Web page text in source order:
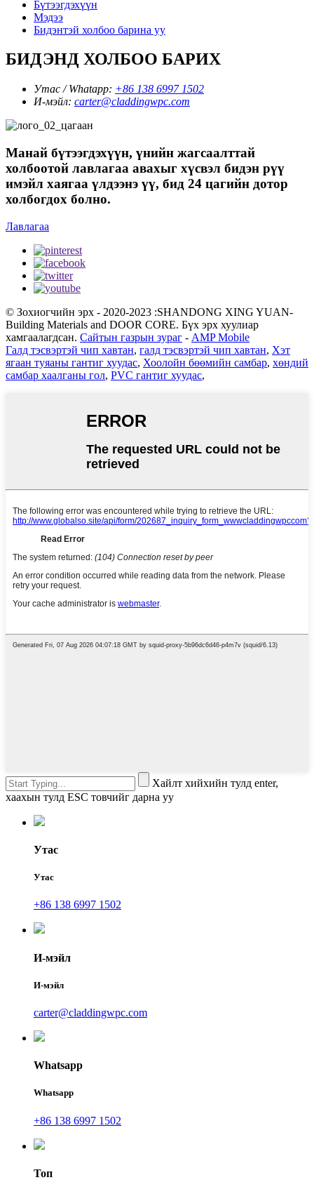
Бүтээгдэхүүн
Мэдээ
Бидэнтэй холбоо барина уу
БИДЭНД ХОЛБОО БАРИХ
Утас / Whatapp: +86 138 6997 1502
И-мэйл: carter@claddingwpc.com
Манай бүтээгдэхүүн, үнийн жагсаалттай
холбоотой лавлагаа авахыг хүсвэл бидэн рүү
имэйл хаягаа үлдээнэ үү, бид 24 цагийн дотор
холбогдох болно.
Лавлагаа
© Зохиогчийн эрх - 2020-2023 :SHANDONG XING YUAN-
Building Materials and DOOR CORE. Бүх эрх хуулиар
хамгаалагдсан. Сайтын газрын зураг - AMP Mobile
Галд тэсвэртэй чип хавтан, галд тэсвэртэй чип хавтан, Хэт
ягаан туяаны гантиг хуудас, Хоолойн бөөмийн самбар, хөндий
самбар хаалганы гол, PVC гантиг хуудас,
Хайлт хийхийн тулд enter,
хаахын тулд ESC товчийг дарна уу
Утас
Утас
+86 138 6997 1502
И-мэйл
И-мэйл
carter@claddingwpc.com
Whatsapp
Whatsapp
+86 138 6997 1502
Топ